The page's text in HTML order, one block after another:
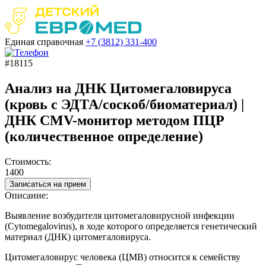
Единая справочная +7 (3812) 331-400
#18115
Анализ на ДНК Цитомегаловируса
(кровь с ЭДТА/соскоб/биоматериал) |
ДНК CMV-монитор методом ПЦР
(количественное определение)
Стоимость:
1400
Записаться на прием
Описание:
Выявление возбудителя цитомегаловирусной инфекции
(Cytomegalovirus), в ходе которого определяется генетический
материал (ДНК) цитомегаловируса.
Цитомегаловирус человека (ЦМВ) относится к семейству